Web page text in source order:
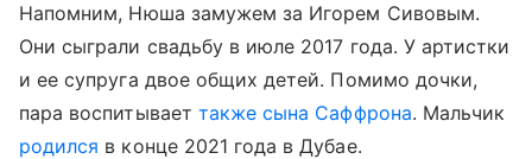
Напомним, Нюша замужем за Игорем Сивовым.
Они сыграли свадьбу в июле 2017 года. У артистки
и ее супруга двое общих детей. Помимо дочки,
пара воспитывает также сына Саффрона. Мальчик
родился в конце 2021 года в Дубае.